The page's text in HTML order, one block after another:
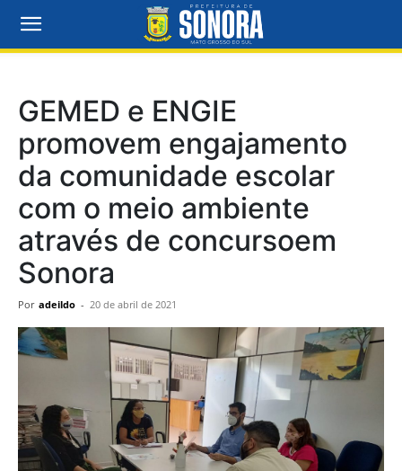
GEMED e ENGIE
promovem engajamento
da comunidade escolar
com o meio ambiente
através de concursoem
Sonora
Por adeildo - 20 de abril de 2021